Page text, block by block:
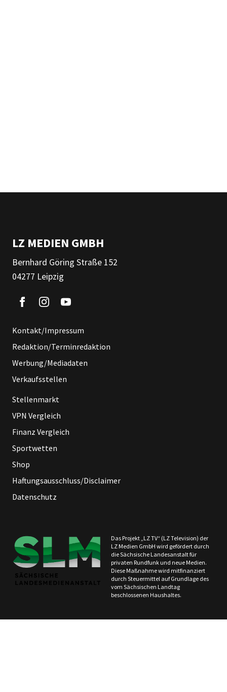
LZ MEDIEN GMBH
Bernhard Göring Straße 152
04277 Leipzig
Kontakt/Impressum
Redaktion/Terminredaktion
Werbung/Mediadaten
Verkaufsstellen
Stellenmarkt
VPN Vergleich
Finanz Vergleich
Sportwetten
Shop
Haftungsausschluss/Disclaimer
Datenschutz
Das Projekt „LZ TV“ (LZ Television) der
LZ Medien GmbH wird gefördert durch
die Sächsische Landesanstalt für
privaten Rundfunk und neue Medien.
Diese Maßnahme wird mitfinanziert
durch Steuermittel auf Grundlage des
vom Sächsischen Landtag
beschlossenen Haushaltes.